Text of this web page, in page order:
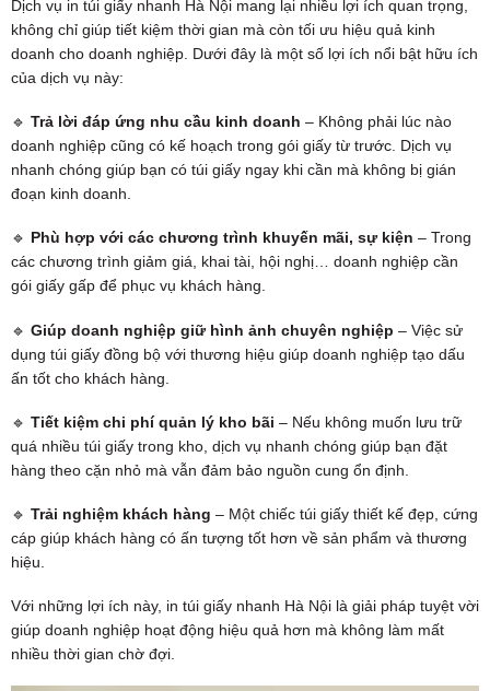
Dịch vụ in túi giấy nhanh Hà Nội mang lại nhiều lợi ích quan trọng,
không chỉ giúp tiết kiệm thời gian mà còn tối ưu hiệu quả kinh
doanh cho doanh nghiệp. Dưới đây là một số lợi ích nổi bật hữu ích
của dịch vụ này:
🔹 Trả lời đáp ứng nhu cầu kinh doanh – Không phải lúc nào
doanh nghiệp cũng có kế hoạch trong gói giấy từ trước. Dịch vụ
nhanh chóng giúp bạn có túi giấy ngay khi cần mà không bị gián
đoạn kinh doanh.
🔹 Phù hợp với các chương trình khuyến mãi, sự kiện – Trong
các chương trình giảm giá, khai tài, hội nghị… doanh nghiệp cần
gói giấy gấp để phục vụ khách hàng.
🔹 Giúp doanh nghiệp giữ hình ảnh chuyên nghiệp – Việc sử
dụng túi giấy đồng bộ với thương hiệu giúp doanh nghiệp tạo dấu
ấn tốt cho khách hàng.
🔹 Tiết kiệm chi phí quản lý kho bãi – Nếu không muốn lưu trữ
quá nhiều túi giấy trong kho, dịch vụ nhanh chóng giúp bạn đặt
hàng theo cặn nhỏ mà vẫn đảm bảo nguồn cung ổn định.
🔹 Trải nghiệm khách hàng – Một chiếc túi giấy thiết kế đẹp, cứng
cáp giúp khách hàng có ấn tượng tốt hơn về sản phẩm và thương
hiệu.
Với những lợi ích này, in túi giấy nhanh Hà Nội là giải pháp tuyệt vời
giúp doanh nghiệp hoạt động hiệu quả hơn mà không làm mất
nhiều thời gian chờ đợi.